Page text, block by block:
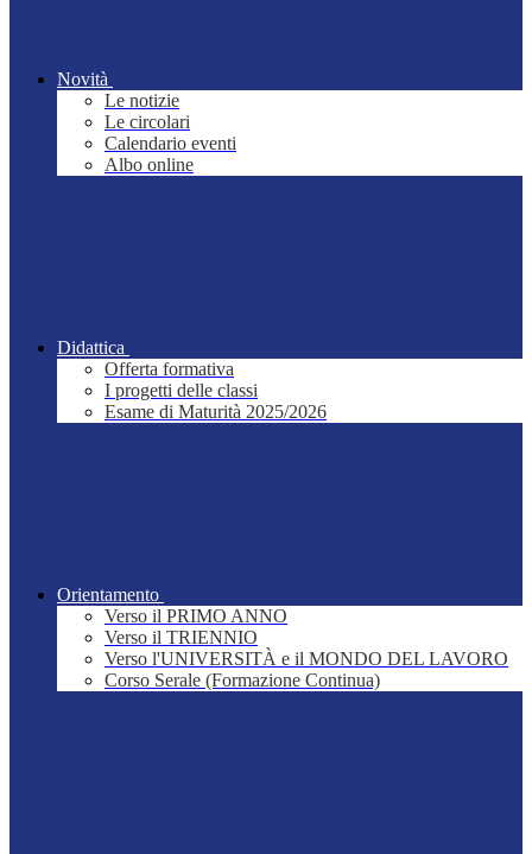
Novità
Le notizie
Le circolari
Calendario eventi
Albo online
Didattica
Offerta formativa
I progetti delle classi
Esame di Maturità 2025/2026
Orientamento
Verso il PRIMO ANNO
Verso il TRIENNIO
Verso l'UNIVERSITÀ e il MONDO DEL LAVORO
Corso Serale (Formazione Continua)